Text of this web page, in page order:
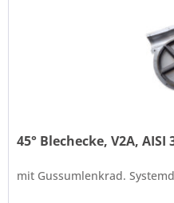
45° Blechecke, V2A,
mit Gussumlenkrad.